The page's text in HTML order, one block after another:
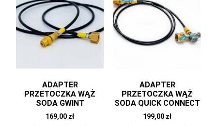
ADAPTER
PRZETOCZKA WĄŻ
SODA GWINT
169,00 zł
ADAPTER
PRZETOCZKA WĄŻ
SODA QUICK CONNECT
199,00 zł